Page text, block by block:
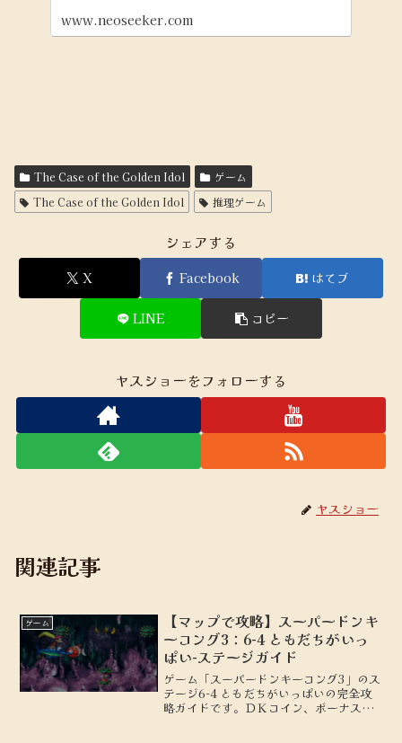
www.neoseeker.com
The Case of the Golden Idol
ゲーム
The Case of the Golden Idol
推理ゲーム
シェアする
X Facebook はてブ
LINE コピー
ヤスショーをフォローする
ヤスショー
関連記事
ゲーム
【マップで攻略】スーパードンキ
ーコング3：6-4 ともだちがいっ
ぱい-ステージガイド
ゲーム「スーパードンキーコング3」のス
テージ6-4 ともだちがいっぱいの完全攻
略ガイドです。ＤＫコイン、ボーナスス